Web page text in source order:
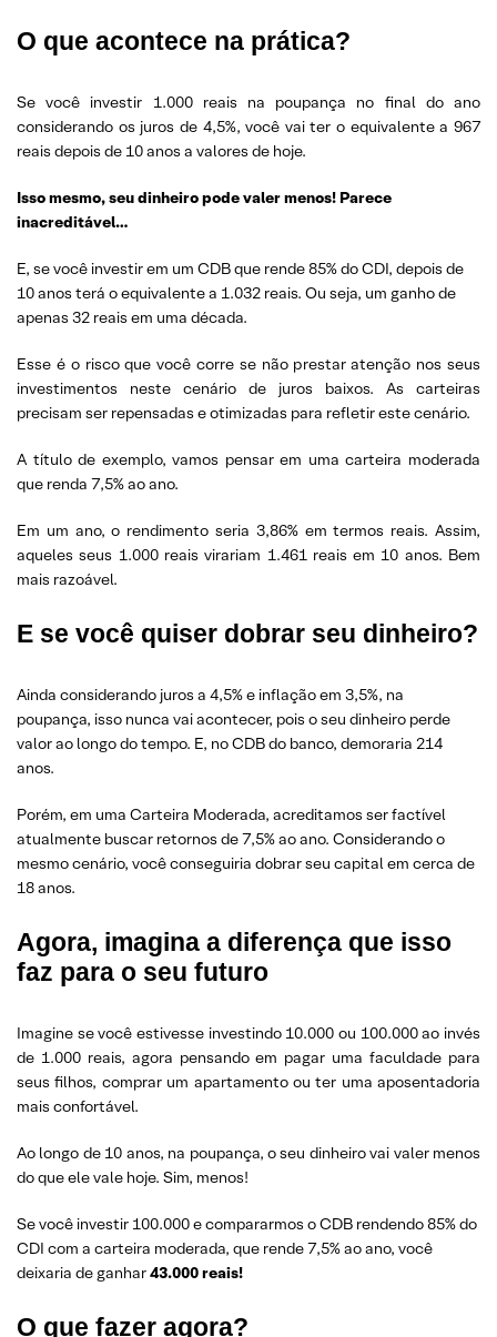
O que acontece na prática?
Se você investir 1.000 reais na poupança no final do ano
considerando os juros de 4,5%, você vai ter o equivalente a 967
reais depois de 10 anos a valores de hoje.
Isso mesmo, seu dinheiro pode valer menos! Parece
inacreditável…
E, se você investir em um CDB que rende 85% do CDI, depois de
10 anos terá o equivalente a 1.032 reais. Ou seja, um ganho de
apenas 32 reais em uma década.
Esse é o risco que você corre se não prestar atenção nos seus
investimentos neste cenário de juros baixos. As carteiras
precisam ser repensadas e otimizadas para refletir este cenário.
A título de exemplo, vamos pensar em uma carteira moderada
que renda 7,5% ao ano.
Em um ano, o rendimento seria 3,86% em termos reais. Assim,
aqueles seus 1.000 reais virariam 1.461 reais em 10 anos. Bem
mais razoável.
E se você quiser dobrar seu dinheiro?
Ainda considerando juros a 4,5% e inflação em 3,5%, na
poupança, isso nunca vai acontecer, pois o seu dinheiro perde
valor ao longo do tempo. E, no CDB do banco, demoraria 214
anos.
Porém, em uma Carteira Moderada, acreditamos ser factível
atualmente buscar retornos de 7,5% ao ano. Considerando o
mesmo cenário, você conseguiria dobrar seu capital em cerca de
18 anos.
Agora, imagina a diferença que isso
faz para o seu futuro
Imagine se você estivesse investindo 10.000 ou 100.000 ao invés
de 1.000 reais, agora pensando em pagar uma faculdade para
seus filhos, comprar um apartamento ou ter uma aposentadoria
mais confortável.
Ao longo de 10 anos, na poupança, o seu dinheiro vai valer menos
do que ele vale hoje. Sim, menos!
Se você investir 100.000 e compararmos o CDB rendendo 85% do
CDI com a carteira moderada, que rende 7,5% ao ano, você
deixaria de ganhar43.000 reais!
O que fazer agora?